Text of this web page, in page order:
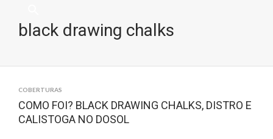
black drawing chalks
COBERTURAS
COMO FOI? BLACK DRAWING CHALKS, DISTRO E
CALISTOGA NO DOSOL